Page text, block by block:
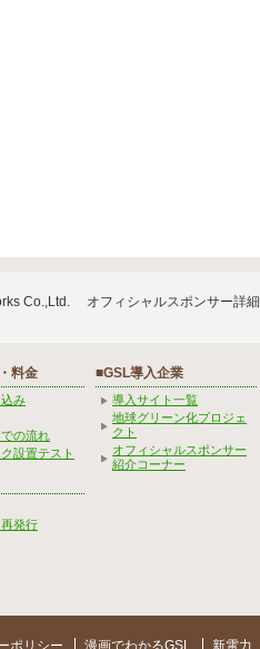
Co.,Ltd. オフィシャルスポンサー詳細
料金
み
の流れ
設置テスト
発行
■GSL導入企業
導入サイト一覧
地球グリーン化プロジェ
クト
オフィシャルスポンサー
紹介コーナー
ポリシー 漫画でわかるGSL 新電力